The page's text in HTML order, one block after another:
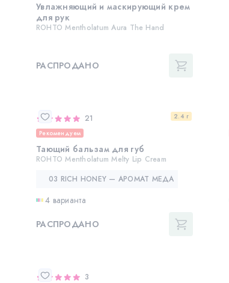
Увлажняющий и маскирующий крем
для рук
ROHTO Mentholatum Aura The Hand
РАСПРОДАНО
2.4 г
21
Рекомендуем
Тающий бальзам для губ
ROHTO Mentholatum Melty Lip Cream
03 RICH HONEY — АРОМАТ МЕДА
4 варианта
РАСПРОДАНО
3